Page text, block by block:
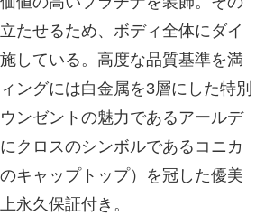
たせるため、ボディ全体にダイ
している。高度な品質基準を満
ングには白金属を3層にした特別
ンゼントの魅力であるアールデ
クロスのシンボルであるコニカ
キャップトップ）を冠した優美
永久保証付き。